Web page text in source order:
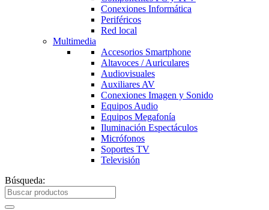
Conexiones Informática
Periféricos
Red local
Multimedia
Accesorios Smartphone
Altavoces / Auriculares
Audiovisuales
Auxiliares AV
Conexiones Imagen y Sonido
Equipos Audio
Equipos Megafonía
Iluminación Espectáculos
Micrófonos
Soportes TV
Televisión
Búsqueda: